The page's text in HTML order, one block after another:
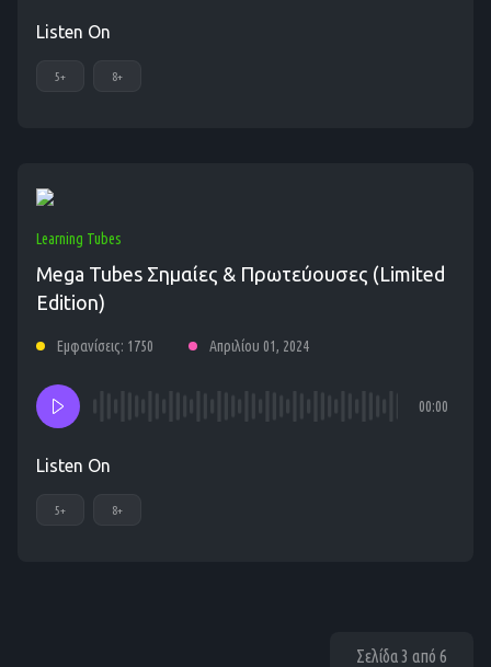
Listen On
5+ 8+
Learning Tubes
Mega Tubes Σημαίες & Πρωτεύουσες (Limited
Edition)
Εμφανίσεις: 1750 Απριλίου 01, 2024
00:00
Listen On
5+ 8+
Σελίδα 3 από 6